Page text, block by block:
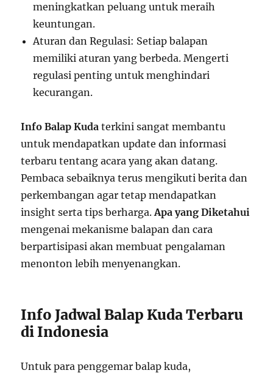
meningkatkan peluang untuk meraih
keuntungan.
Aturan dan Regulasi: Setiap balapan
memiliki aturan yang berbeda. Mengerti
regulasi penting untuk menghindari
kecurangan.
Info Balap Kuda terkini sangat membantu
untuk mendapatkan update dan informasi
terbaru tentang acara yang akan datang.
Pembaca sebaiknya terus mengikuti berita dan
perkembangan agar tetap mendapatkan
insight serta tips berharga.Apa yang Diketahui
mengenai mekanisme balapan dan cara
berpartisipasi akan membuat pengalaman
menonton lebih menyenangkan.
Info Jadwal Balap Kuda Terbaru
di Indonesia
Untuk para penggemar balap kuda,